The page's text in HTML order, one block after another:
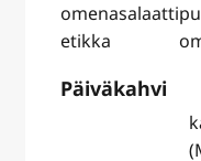
omenasalaatti
etikka
Päiväkahvi